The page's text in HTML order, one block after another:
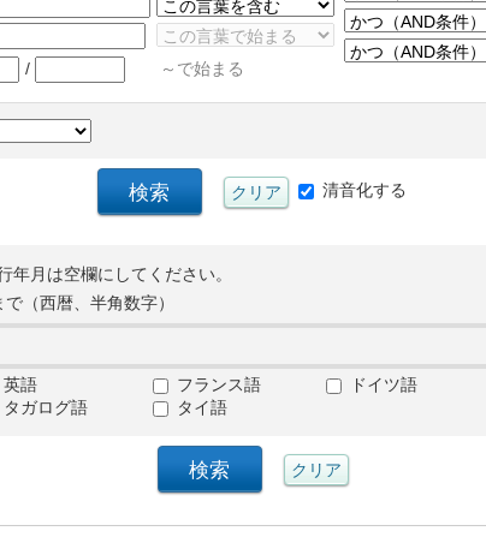
/ ～で始まる
清音化する
月は空欄にしてください。
で（西暦、半角数字）
英語 フランス語 ドイツ語
タガログ語 タイ語